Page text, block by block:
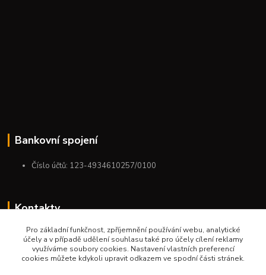
Bankovní spojení
Číslo účtů: 123-4934610257/0100
Kontakty
+420 775 954 963
9:00-12:00-13:00-16:00
Pro základní funkčnost, zpříjemnění používání webu, analytické
účely a v případě udělení souhlasu také pro účely cílení reklamy
využíváme soubory cookies. Nastavení vlastních preferencí
cookies můžete kdykoli upravit odkazem ve spodní části stránek.